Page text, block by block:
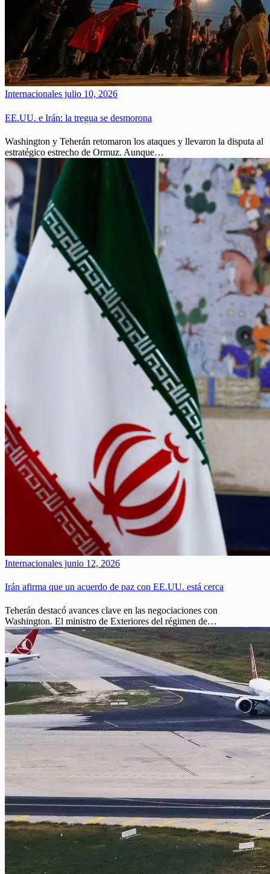
Internacionales julio 10, 2026
EE.UU. e Irán: la tregua se desmorona
Washington y Teherán retomaron los ataques y llevaron la disputa al
estratégico estrecho de Ormuz. Aunque…
Internacionales junio 12, 2026
Irán afirma que un acuerdo de paz con EE.UU. está cerca
Teherán destacó avances clave en las negociaciones con
Washington. El ministro de Exteriores del régimen de…